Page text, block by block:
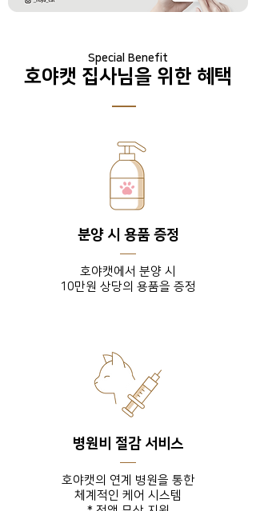
Special Benefit
호야캣 집사님을 위한 혜택
분양 시 용품 증정
호야캣에서 분양 시
10만원 상당의 용품을 증정
병원비 절감 서비스
호야캣의 연계 병원을 통한
체계적인 케어 시스템